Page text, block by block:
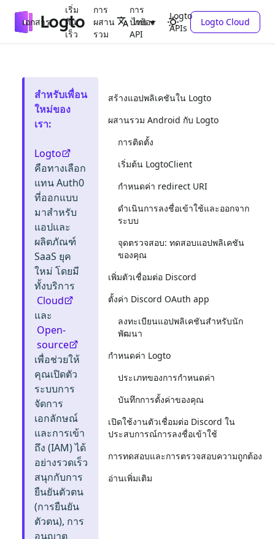
เอกสาร
เริ่ม
ต้น
เร็ว
การ
ผสาน
รวม
การ
ปกป้อง
API
Logto
APIs
ไทย Logto Cloud
สำหรับเพื่อน
ใหม่ของ
เรา:
Logto
คือทางเลือก
แทน Auth0
ที่ออกแบบ
มาสำหรับ
แอปและ
ผลิตภัณฑ์
SaaS ยุค
ใหม่ โดยมี
ทั้งบริการ
Cloud
และ
Open-
source
เพื่อช่วยให้
คุณเปิดตัว
ระบบการ
จัดการ
เอกลักษณ์
และการเข้า
ถึง (IAM) ได้
อย่างรวดเร็ว
สนุกกับการ
ยืนยันตัวตน
(การยืนยัน
ตัวตน), การ
อนุญาต
สร้างแอปพลิเคชันใน Logto
ผสานรวม Android กับ Logto
การติดตั้ง
เริ่มต้น LogtoClient
กำหนดค่า redirect URI
ดำเนินการลงชื่อเข้าใช้และออกจาก
ระบบ
จุดตรวจสอบ: ทดสอบแอปพลิเคชัน
ของคุณ
เพิ่มตัวเชื่อมต่อ Discord
ตั้งค่า Discord OAuth app
ลงทะเบียนแอปพลิเคชันสำหรับนัก
พัฒนา
กำหนดค่า Logto
ประเภทของการกำหนดค่า
บันทึกการตั้งค่าของคุณ
เปิดใช้งานตัวเชื่อมต่อ Discord ใน
ประสบการณ์การลงชื่อเข้าใช้
การทดสอบและการตรวจสอบความถูกต้อง
อ่านเพิ่มเติม